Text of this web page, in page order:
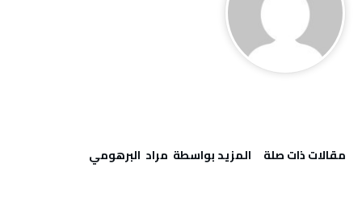
‫مقالات ذات صلة‬ ‫‫المزيد بواسطة‬ ‬ مراد‭ ‬ البرهومي